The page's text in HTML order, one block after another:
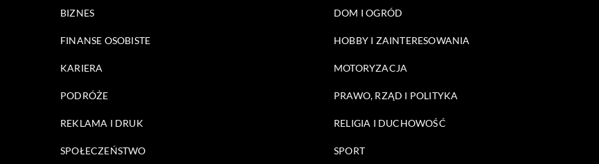
BIZNES DOM I OGRÓD
FINANSE OSOBISTE HOBBY I ZAINTERESOWANIA
KARIERA MOTORYZACJA
PODRÓŻE PRAWO, RZĄD I POLITYKA
REKLAMA I DRUK RELIGIA I DUCHOWOŚĆ
SPOŁECZEŃSTWO SPORT